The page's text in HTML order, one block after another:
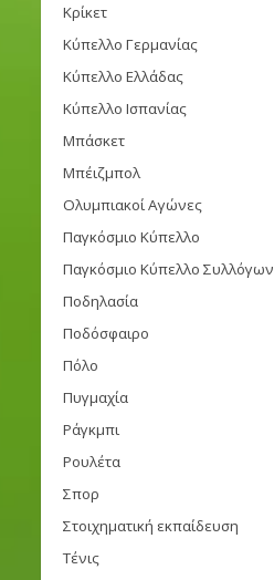
Κρίκετ
Κύπελλο Γερμανίας
Κύπελλο Ελλάδας
Κύπελλο Ισπανίας
Μπάσκετ
Μπέιζμπολ
Ολυμπιακοί Αγώνες
Παγκόσμιο Κύπελλο
Παγκόσμιο Κύπελλο Συλλόγων
Ποδηλασία
Ποδόσφαιρο
Πόλο
Πυγμαχία
Ράγκμπι
Ρουλέτα
Σπορ
Στοιχηματική εκπαίδευση
Τένις